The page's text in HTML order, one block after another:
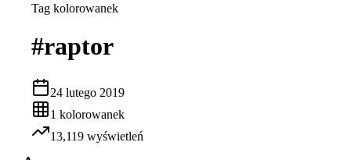
Tag kolorowanek
#raptor
24 lutego 2019
1 kolorowanek
13,119 wyświetleń